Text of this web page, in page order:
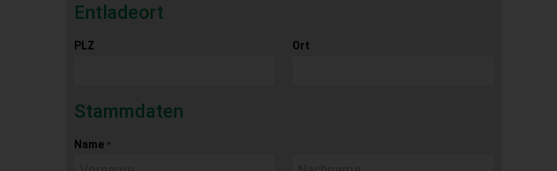
Entladeort
PLZ Ort
Stammdaten
Name *